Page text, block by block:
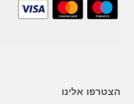
הצטרפו אלינו